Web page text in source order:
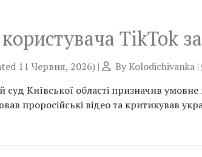
TikTok
11 Червня, 2026) | By Kolodichivanka |
Київської області призначив
проросійські відео та критикував